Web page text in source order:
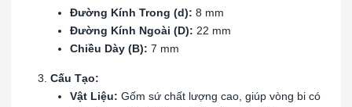
Đường Kính Trong (d): 8 mm
Đường Kính Ngoài (D): 22 mm
Chiều Dày (B): 7 mm
Cấu Tạo:
Vật Liệu: Gốm sứ chất lượng cao, giúp vòng bi có